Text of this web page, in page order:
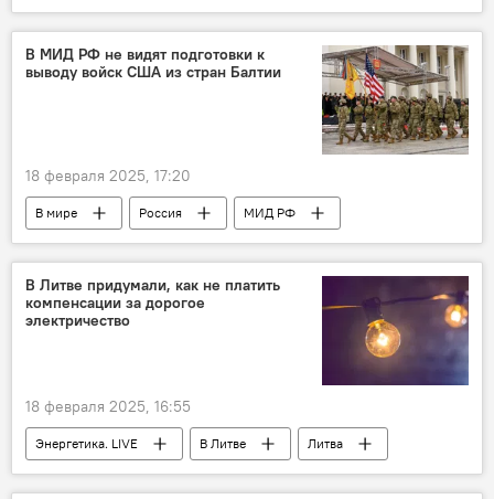
посольство США в России
Дональд Трамп
Европа
Украина
В МИД РФ не видят подготовки к
выводу войск США из стран Балтии
18 февраля 2025, 17:20
В мире Россия
МИД РФ
страны Балтии
США
воинский контингент
вооруженные силы
Александр Грушко
В Литве придумали, как не платить
компенсации за дорогое
электричество
18 февраля 2025, 16:55
Энергетика. LIVE В Литве
Литва
электроэнергия
электричество